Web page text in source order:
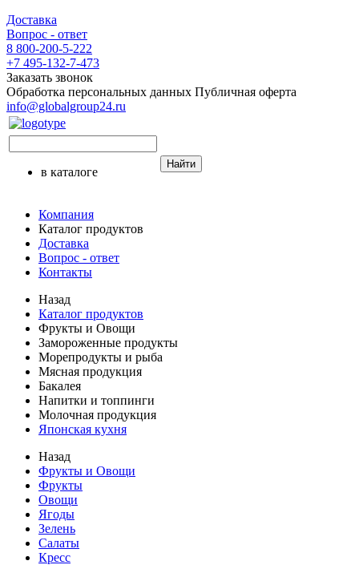
Доставка
Вопрос - ответ
8 800-200-5-222
+7 495-132-7-473
Заказать звонок
Обработка персональных данных Публичная оферта
info@globalgroup24.ru
в каталоге
Найти
Компания
Каталог продуктов
Доставка
Вопрос - ответ
Контакты
Назад
Каталог продуктов
Фрукты и Овощи
Замороженные продукты
Морепродукты и рыба
Мясная продукция
Бакалея
Напитки и топпинги
Молочная продукция
Японская кухня
Назад
Фрукты и Овощи
Фрукты
Овощи
Ягоды
Зелень
Салаты
Кресс